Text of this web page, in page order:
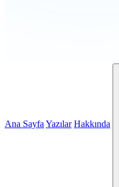
Ana Sayfa Yazılar Hakkında